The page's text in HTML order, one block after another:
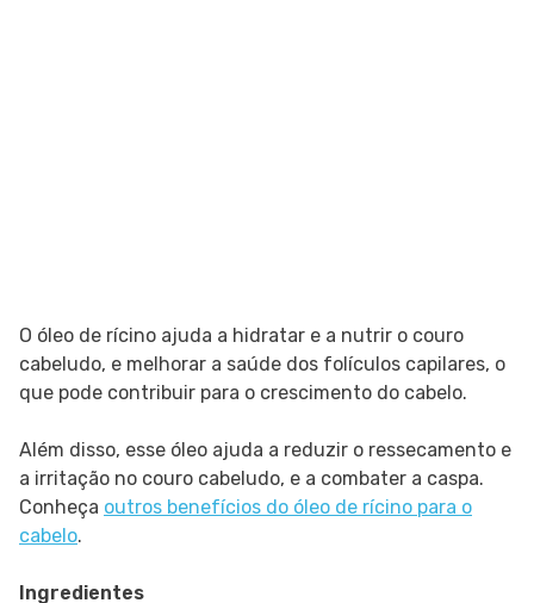
O óleo de rícino ajuda a hidratar e a nutrir o couro
cabeludo, e melhorar a saúde dos folículos capilares, o
que pode contribuir para o crescimento do cabelo.
Além disso, esse óleo ajuda a reduzir o ressecamento e
a irritação no couro cabeludo, e a combater a caspa.
Conheça outros benefícios do óleo de rícino para o
cabelo.
Ingredientes